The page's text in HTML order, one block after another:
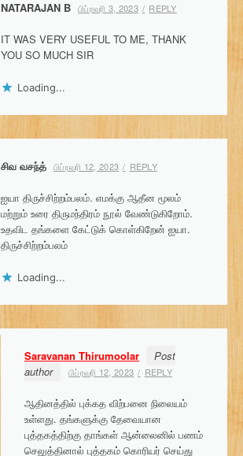
NATARAJAN B பிப்ரவரி 3, 2023 REPLY
IT WAS VERY USEFUL TO ME, THANK
YOU SO MUCH SIR
Loading...
சிவ வசந்த் பிப்ரவரி 12, 2023 REPLY
ஐயா திருச்சிற்றம்பலம். எமக்கு ஆதீன மூலம்
மற்றும் உரை திருமந்திரம் நூல் வேண்டுகிறோம்.
உதவிட தங்களை கேட்டுக் கொள்கிறேன் ஐயா.
திருச்சிற்றம்பலம்
Loading...
Saravanan Thirumoolar
Post
author
பிப்ரவரி 12, 2023 REPLY
ஆதினத்தில் புக்கத விற்பனை நிலையம்
உள்ளது. தங்களுக்கு தேவையான
புத்தகத்திற்கு தாங்கள் ஆன்லைனில் பணம்
செலுத்தினால் புத்தகம் கொரியர் செய்து